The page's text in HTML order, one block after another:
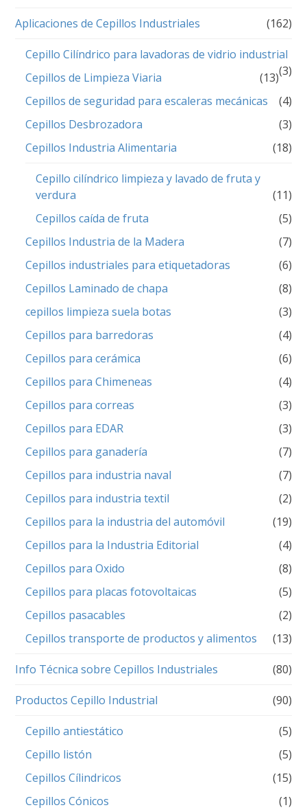
Aplicaciones de Cepillos Industriales (162)
Cepillo Cilíndrico para lavadoras de vidrio industrial
(3)
Cepillos de Limpieza Viaria
(13)
Cepillos de seguridad para escaleras mecánicas
(4)
Cepillos Desbrozadora
(3)
Cepillos Industria Alimentaria
(18)
Cepillo cilíndrico limpieza y lavado de fruta y
verdura
(11)
Cepillos caída de fruta
(5)
Cepillos Industria de la Madera
(7)
Cepillos industriales para etiquetadoras
(6)
Cepillos Laminado de chapa
(8)
cepillos limpieza suela botas
(3)
Cepillos para barredoras
(4)
Cepillos para cerámica
(6)
Cepillos para Chimeneas
(4)
Cepillos para correas
(3)
Cepillos para EDAR
(3)
Cepillos para ganadería
(7)
Cepillos para industria naval
(7)
Cepillos para industria textil
(2)
Cepillos para la industria del automóvil
(19)
Cepillos para la Industria Editorial
(4)
Cepillos para Oxido
(8)
Cepillos para placas fotovoltaicas
(5)
Cepillos pasacables
(2)
Cepillos transporte de productos y alimentos
(13)
Info Técnica sobre Cepillos Industriales (80)
Productos Cepillo Industrial (90)
Cepillo antiestático
(5)
Cepillo listón
(5)
Cepillos Cílindricos
(15)
Cepillos Cónicos
(1)